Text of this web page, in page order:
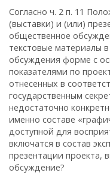
Согласно ч. 2 п. 11
(выставки) и (или)
общественное
текстовые материалы
обсуждения форме с
показателями по
отнесенных в
государственным
недостаточно
именно составе
доступной для
включатся в состав
презентации проекта,
обсуждение?